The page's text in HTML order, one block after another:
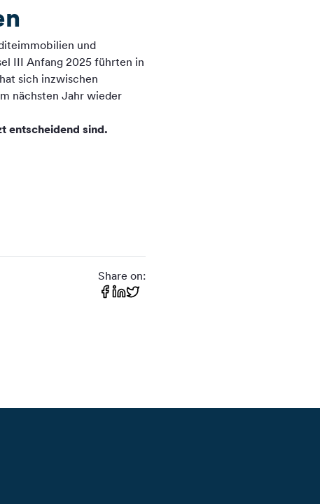
und
III Anfang 2025 führten in
sich inzwischen
nächsten Jahr wieder
entscheidend sind.
Share on: